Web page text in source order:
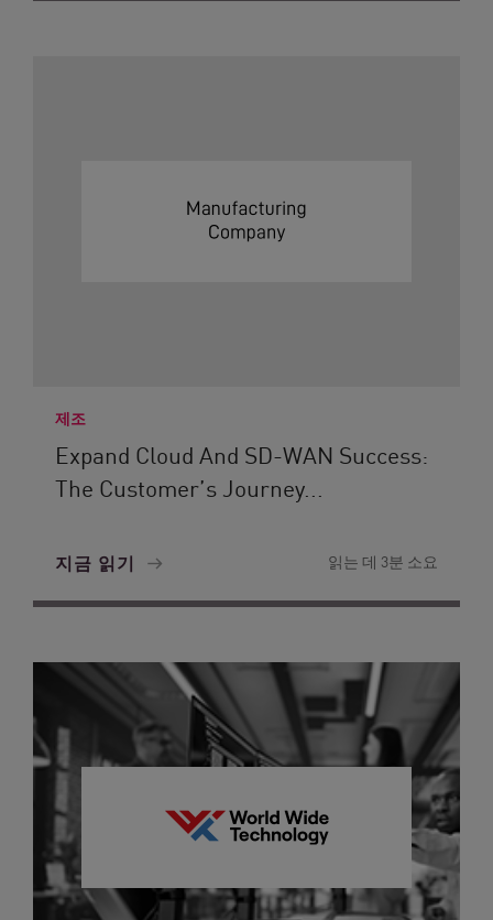
제조
Expand Cloud And SD-WAN Success:
The Customer’s Journey...
지금 읽기 읽는 데 3분 소요